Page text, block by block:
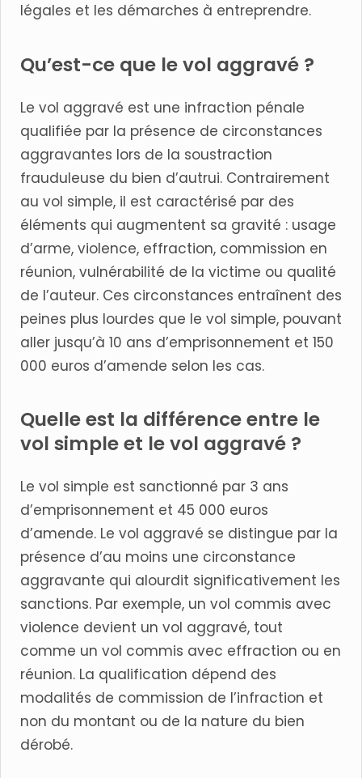
légales et les démarches à entreprendre.
Qu’est-ce que le vol aggravé ?
Le vol aggravé est une infraction pénale
qualifiée par la présence de circonstances
aggravantes lors de la soustraction
frauduleuse du bien d’autrui. Contrairement
au vol simple, il est caractérisé par des
éléments qui augmentent sa gravité : usage
d’arme, violence, effraction, commission en
réunion, vulnérabilité de la victime ou qualité
de l’auteur. Ces circonstances entraînent des
peines plus lourdes que le vol simple, pouvant
aller jusqu’à 10 ans d’emprisonnement et 150
000 euros d’amende selon les cas.
Quelle est la différence entre le
vol simple et le vol aggravé ?
Le vol simple est sanctionné par 3 ans
d’emprisonnement et 45 000 euros
d’amende. Le vol aggravé se distingue par la
présence d’au moins une circonstance
aggravante qui alourdit significativement les
sanctions. Par exemple, un vol commis avec
violence devient un vol aggravé, tout
comme un vol commis avec effraction ou en
réunion. La qualification dépend des
modalités de commission de l’infraction et
non du montant ou de la nature du bien
dérobé.